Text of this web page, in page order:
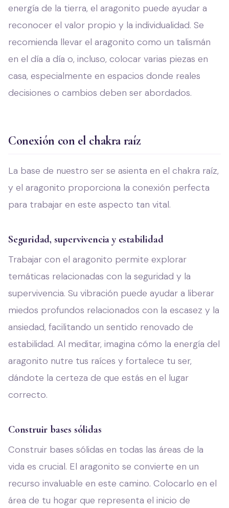
energía de la tierra, el aragonito puede ayudar a
reconocer el valor propio y la individualidad. Se
recomienda llevar el aragonito como un talismán
en el día a día o, incluso, colocar varias piezas en
casa, especialmente en espacios donde reales
decisiones o cambios deben ser abordados.
Conexión con el chakra raíz
La base de nuestro ser se asienta en el chakra raíz,
y el aragonito proporciona la conexión perfecta
para trabajar en este aspecto tan vital.
Seguridad, supervivencia y estabilidad
Trabajar con el aragonito permite explorar
temáticas relacionadas con la seguridad y la
supervivencia. Su vibración puede ayudar a liberar
miedos profundos relacionados con la escasez y la
ansiedad, facilitando un sentido renovado de
estabilidad. Al meditar, imagina cómo la energía del
aragonito nutre tus raíces y fortalece tu ser,
dándote la certeza de que estás en el lugar
correcto.
Construir bases sólidas
Construir bases sólidas en todas las áreas de la
vida es crucial. El aragonito se convierte en un
recurso invaluable en este camino. Colocarlo en el
área de tu hogar que representa el inicio de